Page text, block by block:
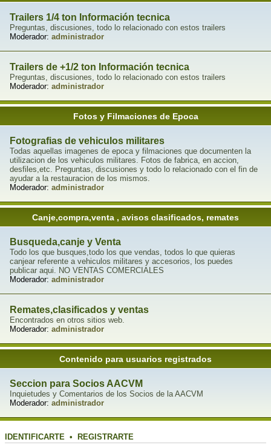
Trailers 1/4 ton Información tecnica
Preguntas, discusiones, todo lo relacionado con estos trailers
Moderador: administrador
Trailers de +1/2 ton Información tecnica
Preguntas, discusiones, todo lo relacionado con estos trailers
Moderador: administrador
Fotos y Filmaciones de Epoca
Fotografias de vehiculos militares
Todas aquellas imagenes de epoca y filmaciones que documenten la
utilizacion de los vehiculos militares. Fotos de fabrica, en accion,
desfiles,etc. Preguntas, discusiones y todo lo relacionado con el fin de
ayudar a la restauracion de los mismos.
Moderador: administrador
Canje,compra,venta , avisos clasificados, remates
Busqueda,canje y Venta
Todo los que busques,todo los que vendas, todos lo que quieras
canjear referente a vehiculos militares y accesorios, los puedes
publicar aqui. NO VENTAS COMERCIALES
Moderador: administrador
Remates,clasificados y ventas
Encontrados en otros sitios web.
Moderador: administrador
Contenido para usuarios registrados
Seccion para Socios AACVM
Inquietudes y Comentarios de los Socios de la AACVM
Moderador: administrador
IDENTIFICARTE • REGISTRARTE